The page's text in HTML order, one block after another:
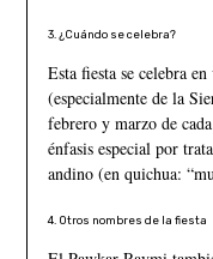
3. ¿Cuándo se celebra?
Esta fiesta se celebra
(especialmente de la
febrero y marzo de
énfasis especial por
andino (en quichua:
4. Otros nombres de la fiesta